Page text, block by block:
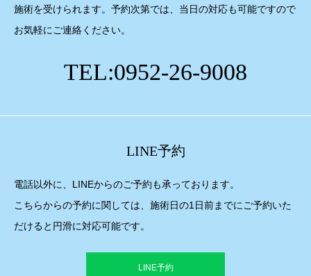
施術を受けられます。予約次第では、当日の対応も可能ですので
お気軽にご連絡ください。
TEL:0952-26-9008
LINE予約
電話以外に、LINEからのご予約も承っております。
こちらからの予約に関しては、施術日の1日前までにご予約いた
だけると円滑に対応可能です。
LINE予約